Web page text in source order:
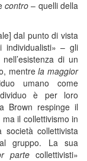
contro – quelli della
dal punto di vista
individualisti» – gli
di un
mentrela maggior
umano come
è per loro
Brown respinge il
il collettivismo in
collettivista
al gruppo. La sua
parte collettivisti»